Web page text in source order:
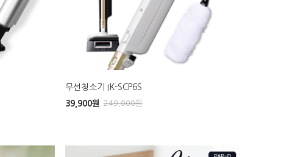
무선청소기 IK-SCP6S
39,900원 249,000원